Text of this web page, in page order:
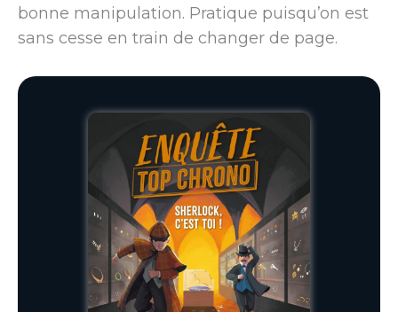
bonne manipulation. Pratique puisqu’on est
sans cesse en train de changer de page.